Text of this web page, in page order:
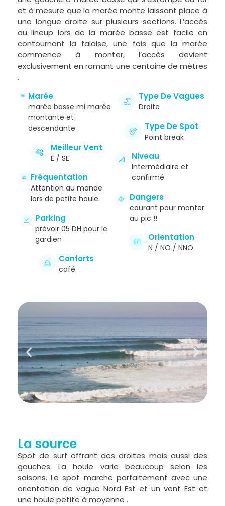
et à mesure que la marée monte laissant place à
une longue droite sur plusieurs sections. L’accès
au lineup lors de la marée basse est facile en
contournant la falaise, une fois que la marée
commence à monter, l’accès devient
exclusivement en ramant une centaine de mètres
.
Marée
marée basse mi marée
montante et
descendante
Meilleur Vent
E / SE
Fréquentation
Attention au monde
lors de petite houle
Parking
prévoir 05 DH pour le
gardien
Conforts
café
Type De Vagues
Droite
Type De Spot
Point break
Niveau
Intermédiaire et
confirmé
Dangers
courant pour monter
au pic !!
Orientation
N / NO / NNO
La source
Spot de surf offrant des droites mais aussi des
gauches. La houle varie beaucoup selon les
saisons. Le spot marche parfaitement avec une
orientation de vague Nord Est et un vent Est et
une houle petite à moyenne .